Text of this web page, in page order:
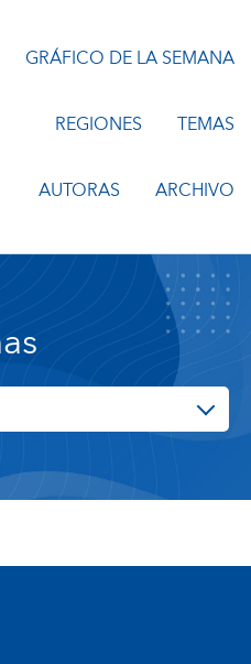
GRÁFICO DE LA SEMANA
REGIONES TEMAS
AUTORAS ARCHIVO